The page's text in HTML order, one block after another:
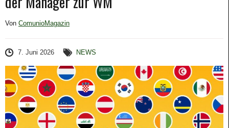
Von ComunioMagazin
7. Juni 2026 NEWS